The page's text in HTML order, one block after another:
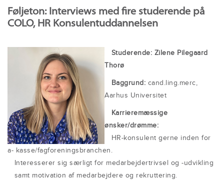
Føljeton: Interviews med fire studerende på
COLO, HR Konsulentuddannelsen
Studerende: Zilene Pilegaard
Thorø
Baggrund: cand.ling.merc,
Aarhus Universitet
Karrieremæssige
ønsker/drømme:
HR-konsulent gerne inden for
a- kasse/fagforeningsbranchen.
Interesserer sig særligt for medarbejdertrivsel og -udvikling
samt motivation af medarbejdere og rekruttering.